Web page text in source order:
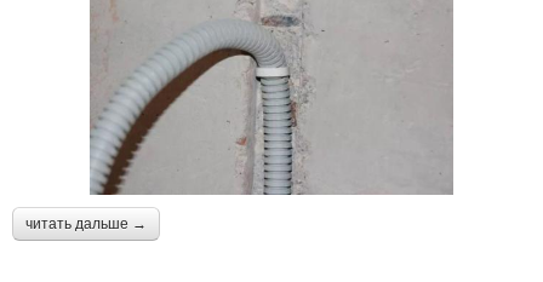
читать дальше →